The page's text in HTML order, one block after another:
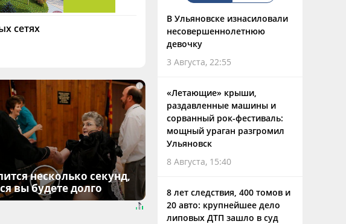
сетях
i
несколько секунд,
вы будете долго
В Ульяновске изнасиловали
несовершеннолетнюю
девочку
3 Августа, 22:55
«Летающие» крыши,
раздавленные машины и
сорванный рок-фестиваль:
мощный ураган разгромил
Ульяновск
8 Августа, 15:40
8 лет следствия, 400 томов и
20 авто: крупнейшее дело
липовых ДТП зашло в суд